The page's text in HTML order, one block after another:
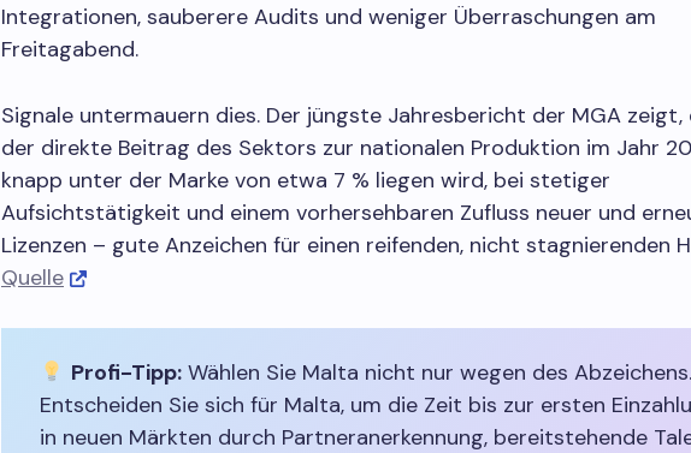
Integrationen, sauberere Audits und weniger Überraschungen am
Freitagabend.
Signale untermauern dies. Der jüngste Jahresbericht der MGA zeigt,
der direkte Beitrag des Sektors zur nationalen Produktion im Jahr
knapp unter der Marke von etwa 7 % liegen wird, bei stetiger
Aufsichtstätigkeit und einem vorhersehbaren Zufluss neuer und
Lizenzen – gute Anzeichen für einen reifenden, nicht stagnierenden
Quelle
Profi-Tipp:Wählen Sie Malta nicht nur wegen des Abzeichens.
Entscheiden Sie sich für Malta, um die Zeit bis zur ersten
in neuen Märkten durch Partneranerkennung, bereitstehende